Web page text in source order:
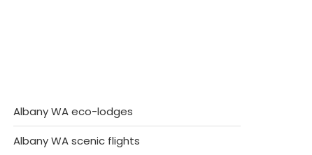
Albany WA eco-lodges
Albany WA scenic flights